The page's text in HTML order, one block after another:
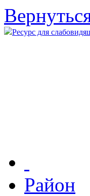
Ресурс для
Район